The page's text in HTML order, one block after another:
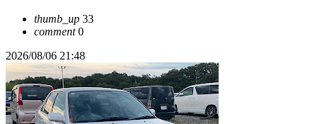
thumb_up 33
comment0
2026/08/06 21:48